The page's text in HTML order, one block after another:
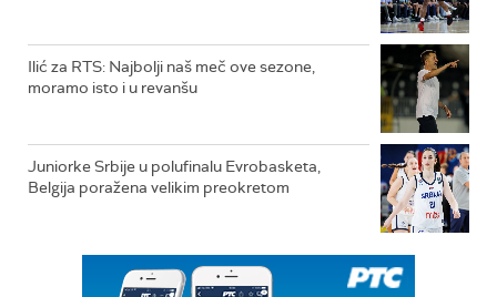
Ilić za RTS: Najbolji naš meč ove sezone,
moramo isto i u revanšu
Juniorke Srbije u polufinalu Evrobasketa,
Belgija poražena velikim preokretom